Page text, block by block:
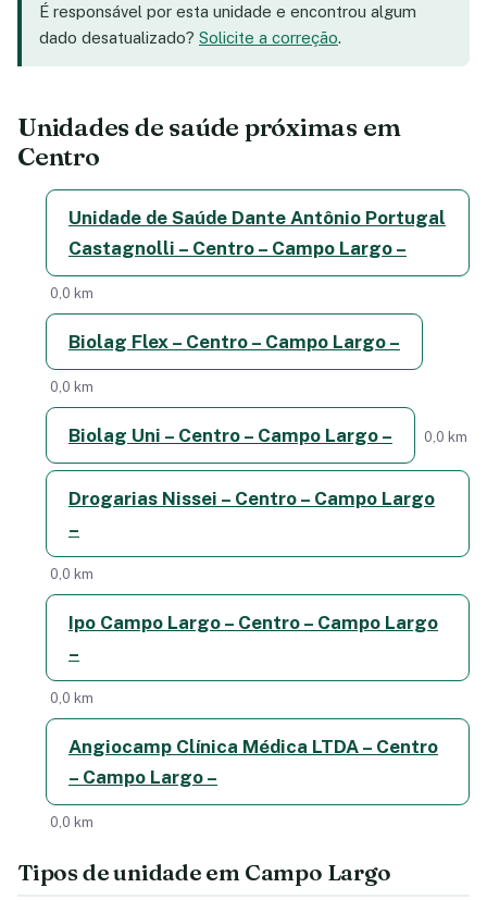
É responsável por esta unidade e encontrou algum
dado desatualizado? Solicite a correção.
Unidades de saúde próximas em
Centro
Unidade de Saúde Dante Antônio Portugal
Castagnolli – Centro – Campo Largo –
0,0 km
Biolag Flex – Centro – Campo Largo –
0,0 km
Biolag Uni – Centro – Campo Largo – 0,0 km
Drogarias Nissei – Centro – Campo Largo
–
0,0 km
Ipo Campo Largo – Centro – Campo Largo
–
0,0 km
Angiocamp Clínica Médica LTDA – Centro
– Campo Largo –
0,0 km
Tipos de unidade em Campo Largo